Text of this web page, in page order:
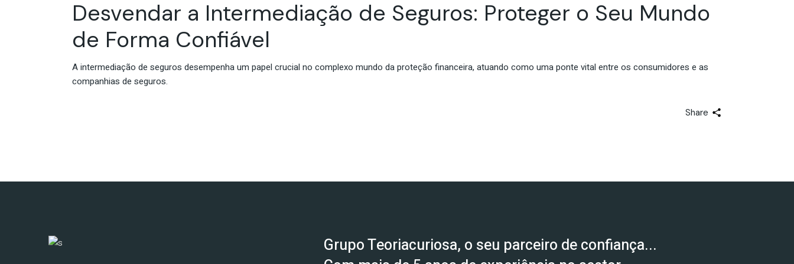
Desvendar a Intermediação de Seguros: Proteger o Seu Mundo
de Forma Confiável
A intermediação de seguros desempenha um papel crucial no complexo mundo da proteção financeira, atuando como uma ponte vital entre os consumidores e as
companhias de seguros.
Share
Grupo Teoriacuriosa, o seu parceiro de confiança...